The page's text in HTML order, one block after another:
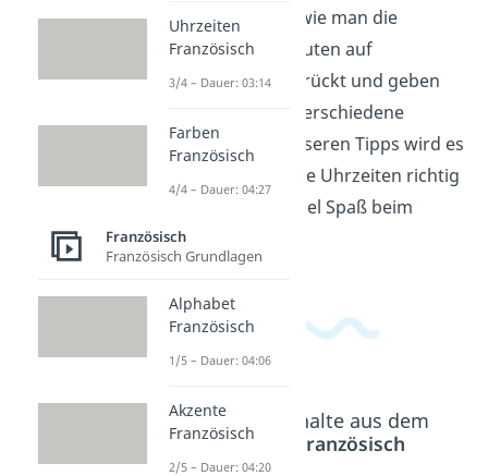
Wir erklären dir, wie man die
Stunden und Minuten auf
Französisch ausdrückt und geben
dir Beispiele für verschiedene
Uhrzeiten. Mit unseren Tipps wird es
dir leicht fallen, die Uhrzeiten richtig
zu formulieren. Viel Spaß beim
Lernen!
Beliebte Inhalte aus dem
Bereich
Französisch
Uhrzeiten
Französisch
3/4 – Dauer: 03:14
Farben
Französisch
4/4 – Dauer: 04:27
Französisch
Französisch Grundlagen
Alphabet
Französisch
1/5 – Dauer: 04:06
Akzente
Französisch
2/5 – Dauer: 04:20